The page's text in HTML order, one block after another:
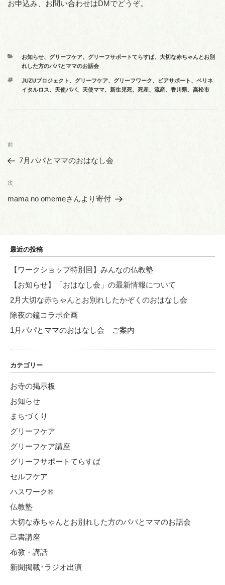
お申込み、お問い合わせはDMでどうぞ。
カ
テ
リ
ー
お知らせ、 グリーフケア、 グリーフサポートてらすば、 大切な赤ちゃんとお別
れした方のパパとママのお話会
タ
グ
JUZUプロジェクト 、 グリーフケア、 グリーフワーク、 ピアサポート 、 ペリネ
イタルロス、 天使パパ、 天使ママ、 新生児死、 死産、 流産、 香川県、 高松市
投
ナ
ビ
ゲ
ン
前
の
稿
前
7月パパとママのおはなし会
次
の
次
mama no omemeさんより寄付
最近の投稿
【ワークショップ特別回】みんなの仏教塾
【お知らせ】「おはなし会」の最新情報について
2月大切な赤ちゃんとお別れしたかぞくのおはなし会
除夜の鐘コラボ企画
1月パパとママのおはなし会 ご案内
カテゴリー
お寺の掲示板
お知らせ
まちづくり
グリーフケア
グリーフケア講座
グリーフサポートてらすば
セルフケア
ハスワーク®
仏教塾
大切な赤ちゃんとお別れした方のパパとママのお話会
己書講座
布教・講話
新聞掲載･ラジオ出演